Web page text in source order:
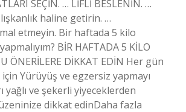
SEÇİN. … LİFLİ BESLENİN. …
haline getirin. …
etmeyin. Bir haftada 5 kilo
BİR HAFTADA 5 KİLO
ÖNERİLERE DİKKAT EDİN Her gün
Yürüyüş ve egzersiz yapmayı
yağlı ve şekerli yiyeceklerden
dikkat edinDaha fazla